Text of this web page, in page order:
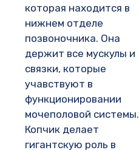
которая находится в
нижнем отделе
позвоночника. Она
держит все мускулы и
связки, которые
учавствуют в
функционировании
мочеполовой системы.
Копчик делает
гигантскую роль в